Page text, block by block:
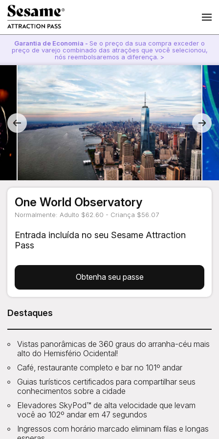
Garantia de Economia - Se o preço da sua compra exceder o
preço de varejo combinado das atrações que você selecionou,
nós reembolsaremos a diferença. >
One World Observatory
Normalmente: Adulto $62.60 - Criança $56.07
Entrada incluída no seu Sesame Attraction
Pass
Obtenha seu passe
Destaques
Vistas panorâmicas de 360 ​​graus do arranha-céu mais
alto do Hemisfério Ocidental!
Café, restaurante completo e bar no 101º andar
Guias turísticos certificados para compartilhar seus
conhecimentos sobre a cidade
Elevadores SkyPod™ de alta velocidade que levam
você ao 102º andar em 47 segundos
Ingressos com horário marcado eliminam filas e longas